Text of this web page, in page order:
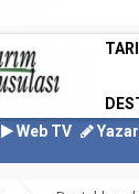
Web TV